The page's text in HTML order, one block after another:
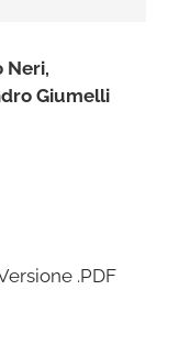
Neri,
Giumelli
.PDF